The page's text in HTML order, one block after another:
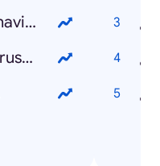
Síntomas del coronavirus
Casos de coronavirus en Colombia